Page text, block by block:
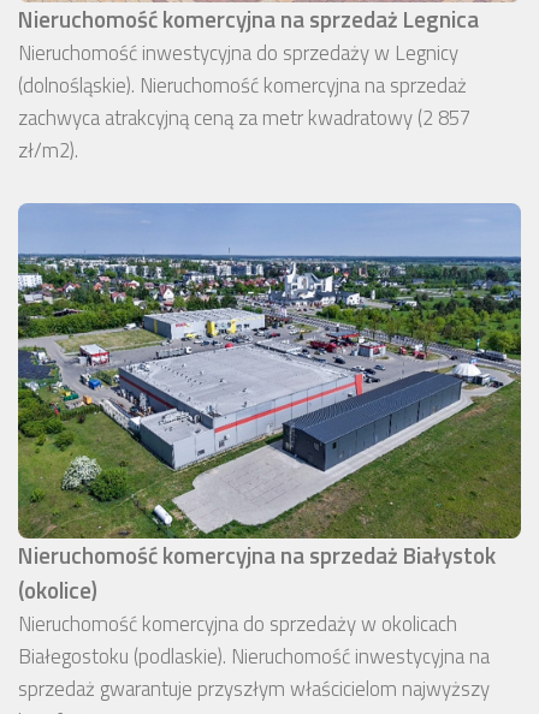
Nieruchomość komercyjna na sprzedaż Legnica
Nieruchomość inwestycyjna do sprzedaży w Legnicy
(dolnośląskie). Nieruchomość komercyjna na sprzedaż
zachwyca atrakcyjną ceną za metr kwadratowy (2 857
zł/m2).
Nieruchomość komercyjna na sprzedaż Białystok
(okolice)
Nieruchomość komercyjna do sprzedaży w okolicach
Białegostoku (podlaskie). Nieruchomość inwestycyjna na
sprzedaż gwarantuje przyszłym właścicielom najwyższy